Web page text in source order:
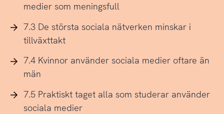
medier som meningsfull
7.3 De största sociala nätverken minskar i
tillväxttakt
7.4 Kvinnor använder sociala medier oftare än
män
7.5 Praktiskt taget alla som studerar använder
sociala medier